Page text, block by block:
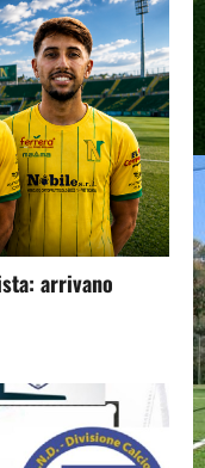
arrivano